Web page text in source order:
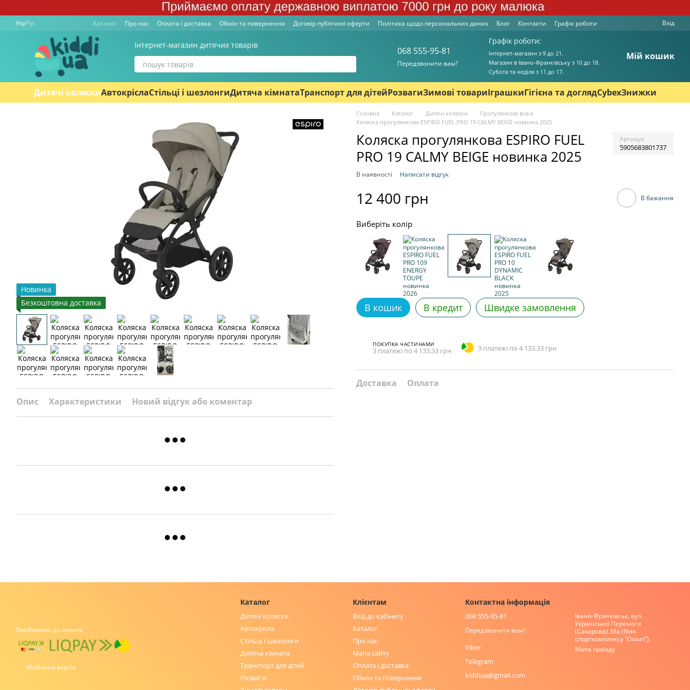
УкрРус Каталог Про нас Оплата і доставка Обмін та повернення Договір публічної оферти Політика щодо персональних даних Блог Контакти Графік роботи Вхід
Інтернет-магазин дитячих товарів
068 555-95-81
Передзвонити вам?
Графік роботи:
Інтернет-магазин з 9 до 21.
Магазин в Івано-Франківську з 10 до 18.
Cубота та неділя з 11 до 17.
Мій кошик
Дитячі коляскиАвтокріслаСтільці і шезлонгиДитяча кімнатаТранспорт для дітейРозвагиЗимові товариІграшкиГігієна та доглядCybexЗнижки
Новинка
Безкоштовна доставка
Опис Характеристики Новий відгук або коментар
Головна Каталог Дитячі коляски
Прогулянкові візки
Коляска прогулянкова ESPIRO FUEL PRO 19 CALMY BEIGE новинка 2025
Коляска прогулянкова ESPIRO FUEL
PRO 19 CALMY BEIGE новинка 2025
Артикул
5905683801737
В наявності Написати відгук
12 400 грн В бажання
Виберіть колір
В кошик В кредит Швидке замовлення
ПОКУПКА ЧАСТИНАМИ
3 платежі по 4 133.33 грн 3 платежі по 4 133.33 грн
Доставка Оплата
Приймаємо до оплати
Мобільна версія
Каталог
Дитячі коляски
Автокрісла
Стільці і шезлонги
Дитяча кімната
Транспорт для дітей
Розваги
Клієнтам
Вхід до кабінету
Каталог
Про нас
Мапа сайту
Оплата і доставка
Обмін та повернення
Контактна інформація
068 555-95-81
Передзвонити вам?
Viber
Telegram
kiddiua@gmail.com
Івано-Франківськ, вул.
Української Перемоги
(Сахарова) 38а (біля
спорткомплексу “Олімп”).
Мапа проїзду